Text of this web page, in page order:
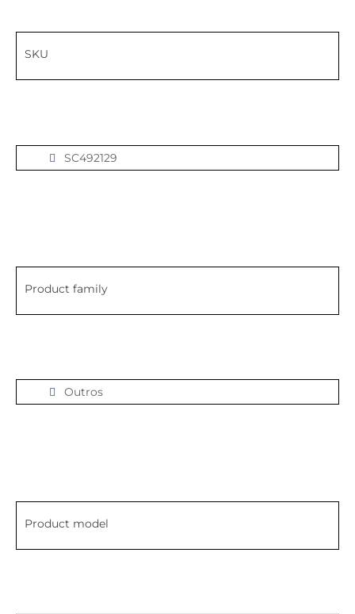
SKU
SC492129
Product family
Outros
Product model